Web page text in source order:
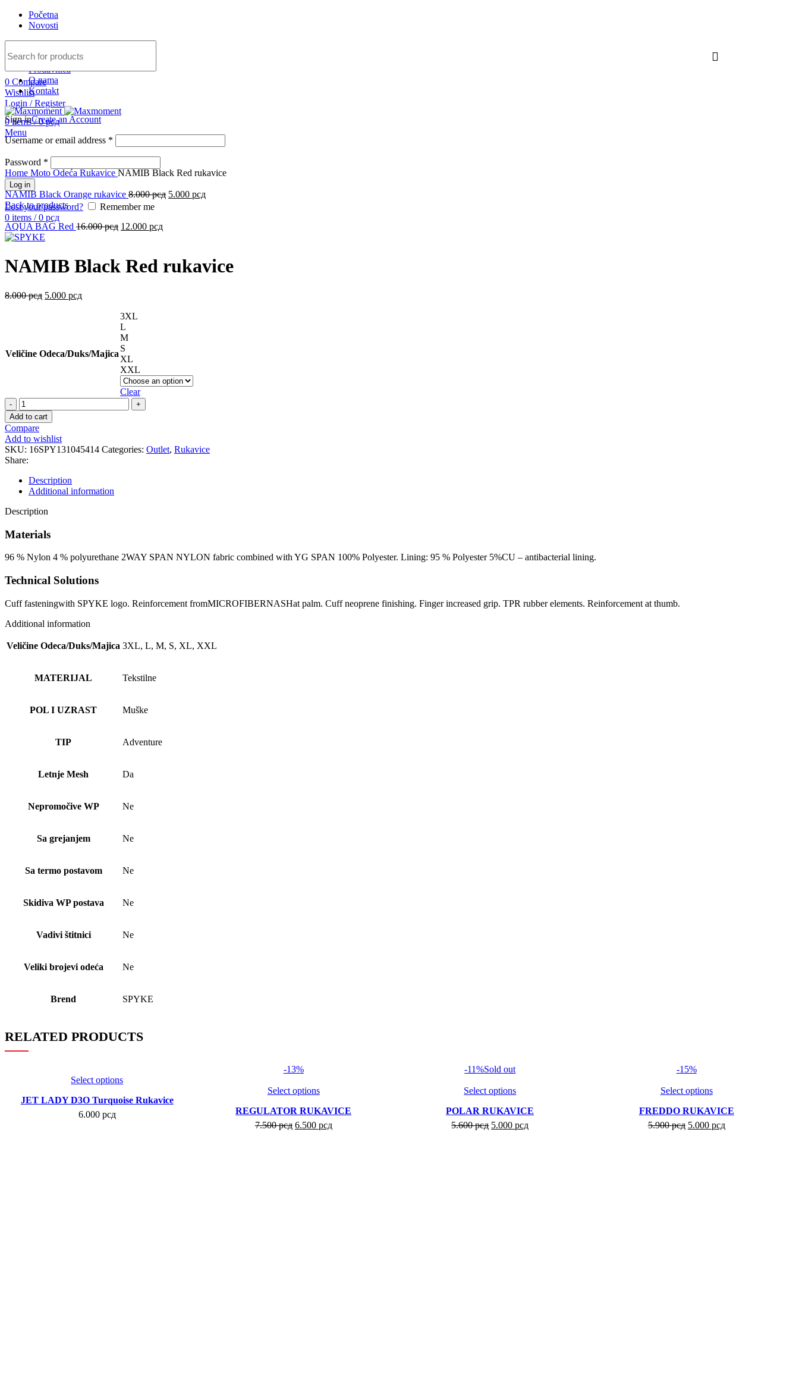
Početna
Novosti
0 Compare
Wishlist
Login / Register
Sign inCreate an Account
Username or email address *
Password *
Log in
Lost your password?
Remember me
0 items / 0 рсд
Prodavnica
O nama
Kontakt
0items / 0рсд
Menu
-38%
Click to enlarge
Home Moto Odeća Rukavice NAMIB Black Red rukavice
NAMIB Black Orange rukavice 8.000рсд 5.000 рсд
Back to products
AQUA BAG Red 16.000рсд 12.000 рсд
NAMIB Black Red rukavice
8.000рсд 5.000 рсд
Veličine Odeca/Duks/Majica
3XL
L
M
S
XL
XXL
Clear
NAMIB
Black
Red
rukavice
quantity
Add to cart
Compare
Add to wishlist
SKU: 16SPY131045414 Categories: Outlet, Rukavice
Share:
Description
Additional information
Description
Materials
96 % Nylon 4 % polyurethane 2WAY SPAN NYLON fabric combined with YG SPAN 100% Polyester. Lining: 95 % Polyester 5%CU – antibacterial lining.
Technical Solutions
Cuff fasteningwith SPYKE logo. Reinforcement fromMICROFIBERNASHat palm. Cuff neoprene finishing. Finger increased grip. TPR rubber elements. Reinforcement at thumb.
Additional information
Veličine Odeca/Duks/Majica 3XL, L, M, S, XL, XXL
MATERIJAL Tekstilne
POL I UZRAST Muške
TIP Adventure
Letnje Mesh Da
Nepromočive WP Ne
Sa grejanjem Ne
Sa termo postavom Ne
Skidiva WP postava Ne
Vadivi štitnici Ne
Veliki brojevi odeća Ne
Brend SPYKE
RELATED PRODUCTS
Add to wishlist
Select options
JET LADY D3O Turquoise Rukavice
6.000 рсд
-13%
Select options
REGULATOR RUKAVICE
7.500рсд 6.500 рсд
-11%Sold out
Select options
POLAR RUKAVICE
5.600рсд 5.000рсд
-15%
Select options
FREDDO RUKAVICE
5.900рсд 5.000 рсд